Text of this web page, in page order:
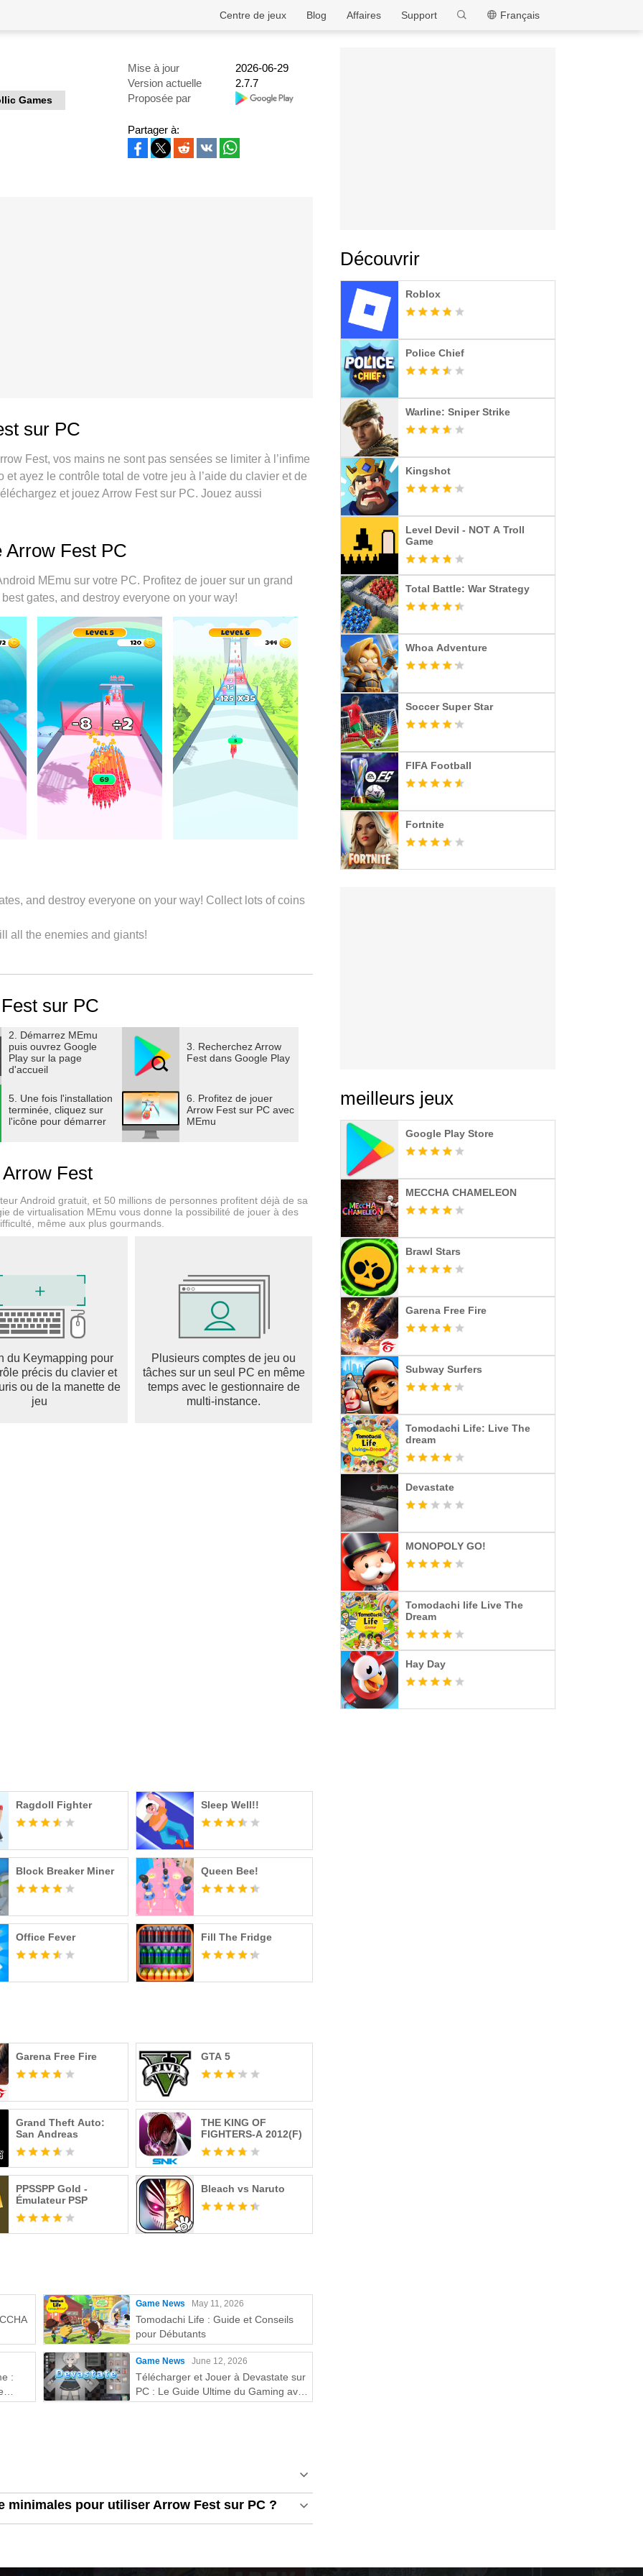
MEmu
Français
Support
Affaires
Blog
Centre de jeux
Games
Mise à jour
2026-06-29
Version actuelle
2.7.7
Proposée par
Partager à:
sur PC
Fest, vos mains ne sont pas sensées se limiter à l’infime
ayez le contrôle total de votre jeu à l’aide du clavier et de
et jouez Arrow Fest sur PC. Jouez aussi
de batterie, de données mobiles et d’appels
d’affectation de touches prédéfini fait de Arrow Fest un jeu
de MEmu permet 2 ou plusieurs comptes de jeu sur le
exclusif peut libérer le plein potentiel de votre
Arrow Fest PC
MEmu sur votre PC. Profitez de jouer sur un grand
gates, and destroy everyone on your way!
and destroy everyone on your way! Collect lots of coins
all the enemies and giants!
of coins
and income!
sur PC
2. Démarrez MEmu
puis ouvrez Google
Play sur la page
d'accueil
3. Recherchez Arrow
Fest dans Google Play
5. Une fois l'installation
terminée, cliquez sur
l'icône pour démarrer
6. Profitez de jouer
Arrow Fest sur PC avec
MEmu
Fest
Android gratuit, et 50 millions de personnes profitent déjà de sa
de virtualisation MEmu vous donne la possibilité de jouer à des
même aux plus gourmands.
du Keymapping pour
précis du clavier et
ou de la manette de
jeu
Plusieurs comptes de jeu ou
tâches sur un seul PC en même
temps avec le gestionnaire de
multi-instance.
Ragdoll Fighter Sleep Well!!
Block Breaker Miner Queen Bee!
Office Fever Fill The Fridge
Garena Free Fire GTA 5
Grand Theft Auto:
San Andreas
THE KING OF
FIGHTERS-A 2012(F)
PPSSPP Gold -
Émulateur PSP
Bleach vs Naruto
:
Game News May 11, 2026
Tomodachi Life : Guide et Conseils
pour Débutants
Game News June 12, 2026
Télécharger et Jouer à Devastate sur
PC : Le Guide Ultime du Gaming avec
MEmu Play
minimales pour utiliser Arrow Fest sur PC ?
Découvrir
Roblox
Police Chief
Warline: Sniper Strike
Kingshot
Level Devil - NOT A Troll
Game
Total Battle: War Strategy
Whoa Adventure
Soccer Super Star
FIFA Football
Fortnite
meilleurs jeux
Google Play Store
MECCHA CHAMELEON
Brawl Stars
Garena Free Fire
Subway Surfers
Tomodachi Life: Live The
dream
Devastate
MONOPOLY GO!
Tomodachi life Live The
Dream
Hay Day